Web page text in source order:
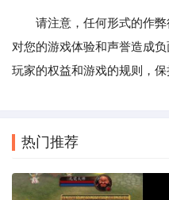
请注意，任何形式的作
对您的游戏体验和声誉造成
玩家的权益和游戏的规则，保
热门推荐